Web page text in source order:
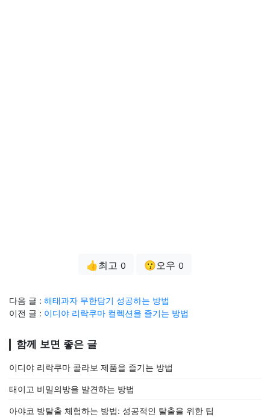
👍최고 0 😗오우 0
다음 글 : 해태과자 무한담기 성공하는 방법
이전 글 : 이디야 리락쿠마 컬렉션을 즐기는 방법
함께 보면 좋은 글
이디야 리락쿠마 콜라보 제품을 즐기는 방법
태이고 비밀의방을 발견하는 방법
아야코 방탈출 체험하는 방법: 성공적인 탈출을 위한 팁